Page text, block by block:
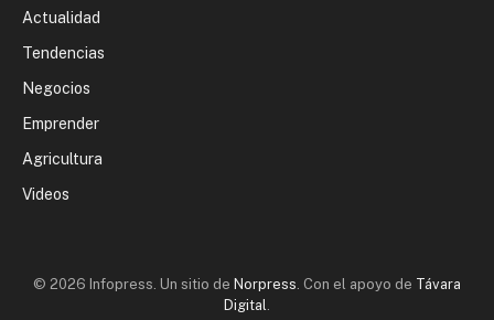
Actualidad
Tendencias
Negocios
Emprender
Agricultura
Videos
© 2026 Infopress. Un sitio de Norpress . Con el apoyo de Távara
Digital